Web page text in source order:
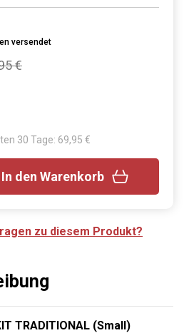
versendet
€
30 Tage: 69,95 €
In den Warenkorb
zu diesem Produkt?
TRADITIONAL (Small)